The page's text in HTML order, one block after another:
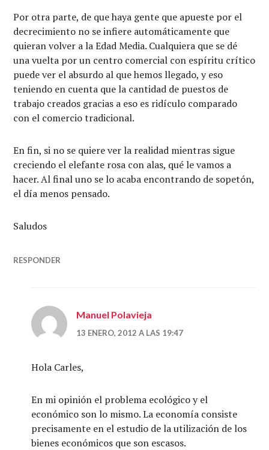
Por otra parte, de que haya gente que apueste por el
decrecimiento no se infiere automáticamente que
quieran volver a la Edad Media. Cualquiera que se dé
una vuelta por un centro comercial con espíritu crítico
puede ver el absurdo al que hemos llegado, y eso
teniendo en cuenta que la cantidad de puestos de
trabajo creados gracias a eso es ridículo comparado
con el comercio tradicional.
En fin, si no se quiere ver la realidad mientras sigue
creciendo el elefante rosa con alas, qué le vamos a
hacer. Al final uno se lo acaba encontrando de sopetón,
el día menos pensado.
Saludos
RESPONDER
Manuel Polavieja
13 ENERO, 2012 A LAS 19:47
Hola Carles,
En mi opinión el problema ecológico y el
económico son lo mismo. La economía consiste
precisamente en el estudio de la utilización de los
bienes económicos que son escasos.